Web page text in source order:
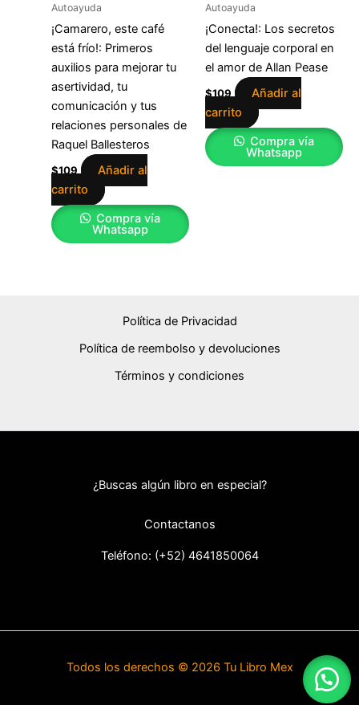
Autoayuda
¡Camarero, este café
está frío!: Primeros
auxilios para mejorar tu
asertividad, tu
comunicación y tus
relaciones personales de
Raquel Ballesteros
$109
Añadir al
carrito
Compra vía
Whatsapp
Autoayuda
¡Conecta!: Los secretos
del lenguaje corporal en
el amor de Allan Pease
$109
Añadir al
carrito
Compra vía
Whatsapp
Política de Privacidad
Política de reembolso y devoluciones
Términos y condiciones
¿Buscas algún libro en especial?
Contactanos
Teléfono: (+52) 4641850064
Todos los derechos © 2026 Tu Libro Mex